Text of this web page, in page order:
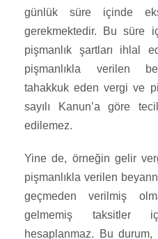
günlük süre içinde
gerekmektedir. Bu süre
pişmanlık şartları ihlal
pişmanlıkla verilen
tahakkuk eden vergi ve
sayılı Kanun’a göre
edilemez.
Yine de, örneğin gelir
pişmanlıkla verilen
geçmeden verilmiş
gelmemiş taksitler
hesaplanmaz. Bu